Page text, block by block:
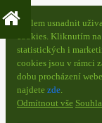
S cílem usnadnit
cookies. Kliknutím
statistických i
cookies jsou v rámci
dobu procházení
najdete zde.
Odmítnout vše